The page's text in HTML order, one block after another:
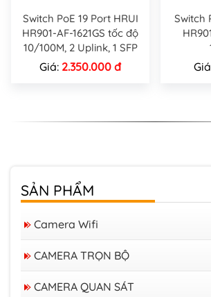
phẩm
10/100/1000M POE Ports
Mã sản
HR901-AF-82GN
mạng
1000BASE-TX: Cat5 trở
thông
MAC 2K
Switch PoE 19 Port HRUI
HR901-AF-1621GS tốc độ
10/100M, 2 Uplink, 1 SFP
Giá: 2.350.000 đ
Switch
SẢN PHẨM
Camera Wifi
Camera IMOU
Camera IP WIFI Ezviz
CAMERA TRỌN BỘ
Bộ KIT 04 Camera VIGI 4MP
CAMERA QUAN SÁT